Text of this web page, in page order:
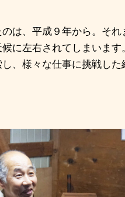
は、平成９年から。それ
に左右されてしまいま
、様々な仕事に挑戦し